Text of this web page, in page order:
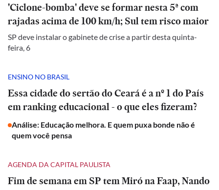
'Ciclone-bomba' deve se formar nesta 5ª com
rajadas acima de 100 km/h; Sul tem risco maior
SP deve instalar o gabinete de crise a partir desta quinta-
feira, 6
ENSINO NO BRASIL
Essa cidade do sertão do Ceará é a nº 1 do País
em ranking educacional - o que eles fizeram?
Análise: Educação melhora. E quem puxa bonde não é
quem você pensa
AGENDA DA CAPITAL PAULISTA
Fim de semana em SP tem Miró na Faap, Nando